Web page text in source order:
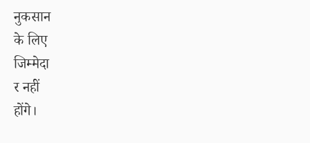
नुकसान
के लिए
जिम्मेदा
र नहीं
होंगे।